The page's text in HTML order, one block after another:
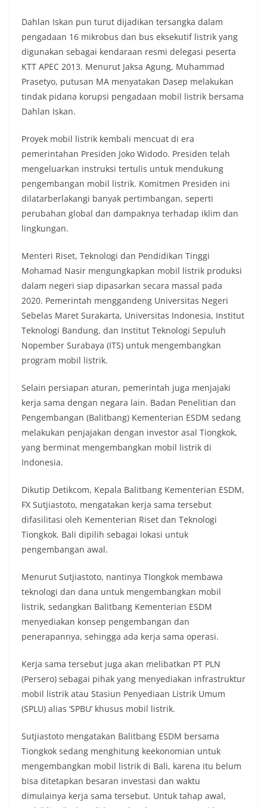
Dahlan Iskan pun turut dijadikan tersangka dalam
pengadaan 16 mikrobus dan bus eksekutif listrik yang
digunakan sebagai kendaraan resmi delegasi peserta
KTT APEC 2013. Menurut Jaksa Agung, Muhammad
Prasetyo, putusan MA menyatakan Dasep melakukan
tindak pidana korupsi pengadaan mobil listrik bersama
Dahlan Iskan.
Proyek mobil listrik kembali mencuat di era
pemerintahan Presiden Joko Widodo. Presiden telah
mengeluarkan instruksi tertulis untuk mendukung
pengembangan mobil listrik. Komitmen Presiden ini
dilatarberlakangi banyak pertimbangan, seperti
perubahan global dan dampaknya terhadap iklim dan
lingkungan.
Menteri Riset, Teknologi dan Pendidikan Tinggi
Mohamad Nasir mengungkapkan mobil listrik produksi
dalam negeri siap dipasarkan secara massal pada
2020. Pemerintah menggandeng Universitas Negeri
Sebelas Maret Surakarta, Universitas Indonesia, Institut
Teknologi Bandung, dan Institut Teknologi Sepuluh
Nopember Surabaya (ITS) untuk mengembangkan
program mobil listrik.
Selain persiapan aturan, pemerintah juga menjajaki
kerja sama dengan negara lain. Badan Penelitian dan
Pengembangan (Balitbang) Kementerian ESDM sedang
melakukan penjajakan dengan investor asal Tiongkok,
yang berminat mengembangkan mobil listrik di
Indonesia.
Dikutip Detikcom, Kepala Balitbang Kementerian ESDM,
FX Sutjiastoto, mengatakan kerja sama tersebut
difasilitasi oleh Kementerian Riset dan Teknologi
Tiongkok. Bali dipilih sebagai lokasi untuk
pengembangan awal.
Menurut Sutjiastoto, nantinya TIongkok membawa
teknologi dan dana untuk mengembangkan mobil
listrik, sedangkan Balitbang Kementerian ESDM
menyediakan konsep pengembangan dan
penerapannya, sehingga ada kerja sama operasi.
Kerja sama tersebut juga akan melibatkan PT PLN
(Persero) sebagai pihak yang menyediakan infrastruktur
mobil listrik atau Stasiun Penyediaan Listrik Umum
(SPLU) alias ‘SPBU’ khusus mobil listrik.
Sutjiastoto mengatakan Balitbang ESDM bersama
Tiongkok sedang menghitung keekonomian untuk
mengembangkan mobil listrik di Bali, karena itu belum
bisa ditetapkan besaran investasi dan waktu
dimulainya kerja sama tersebut. Untuk tahap awal,